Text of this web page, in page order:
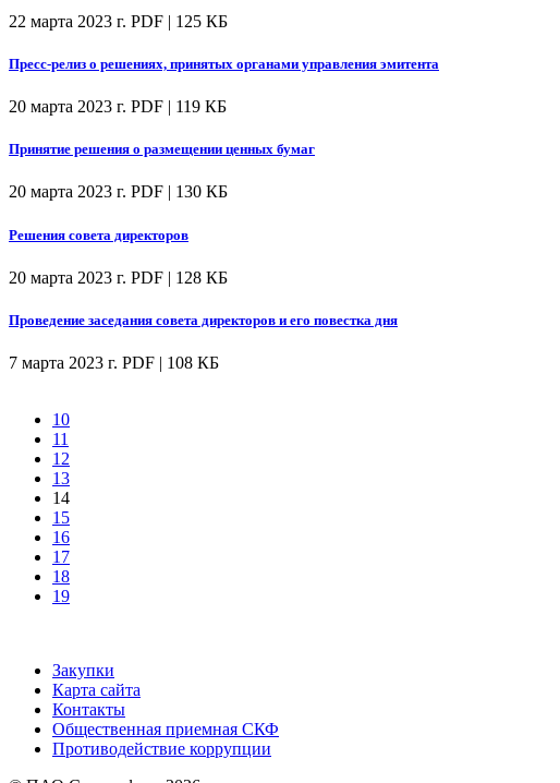
22 марта 2023 г. PDF | 125 КБ
Пресс-релиз о решениях, принятых органами управления эмитента
20 марта 2023 г. PDF | 119 КБ
Принятие решения о размещении ценных бумаг
20 марта 2023 г. PDF | 130 КБ
Решения совета директоров
20 марта 2023 г. PDF | 128 КБ
Проведение заседания совета директоров и его повестка дня
7 марта 2023 г. PDF | 108 КБ
10
11
12
13
14
15
16
17
18
19
Закупки
Карта сайта
Контакты
Общественная приемная СКФ
Противодействие коррупции